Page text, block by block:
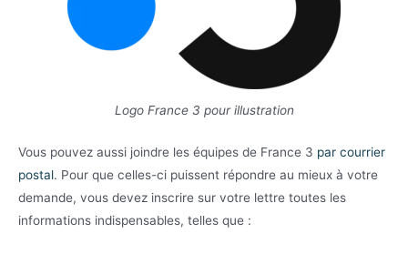
Logo France 3 pour illustration
Vous pouvez aussi joindre les équipes de France 3 par courrier
postal. Pour que celles-ci puissent répondre au mieux à votre
demande, vous devez inscrire sur votre lettre toutes les
informations indispensables, telles que :